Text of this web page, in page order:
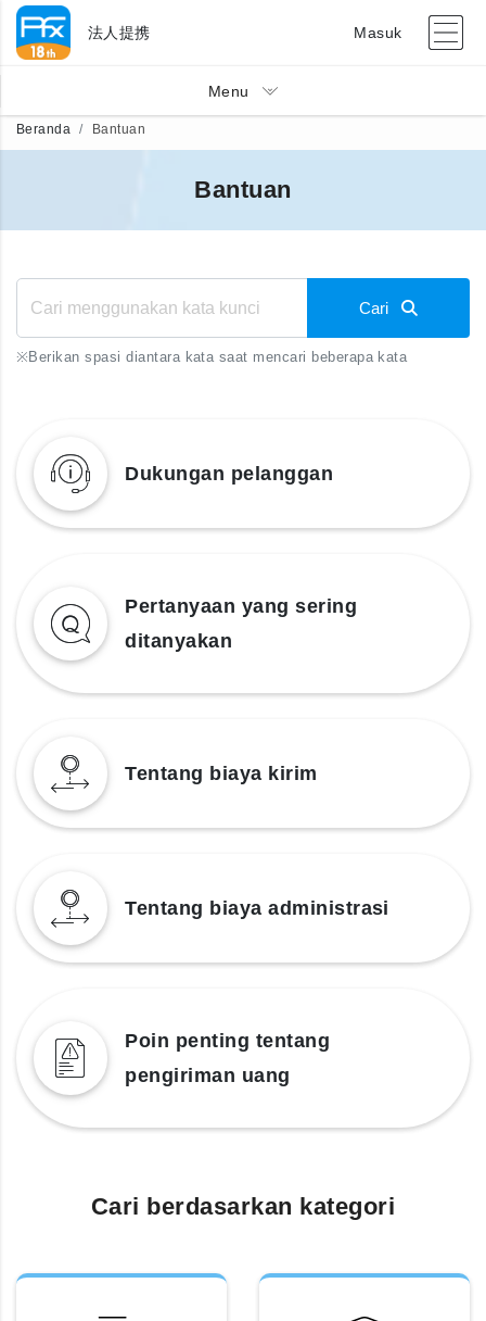
法人提携 Masuk
Menu
Beranda Bantuan
Bantuan
Cari
※Berikan spasi diantara kata saat mencari beberapa kata
Dukungan pelanggan
Pertanyaan yang sering
ditanyakan
Tentang biaya kirim
Tentang biaya administrasi
Poin penting tentang
pengiriman uang
Cari berdasarkan kategori